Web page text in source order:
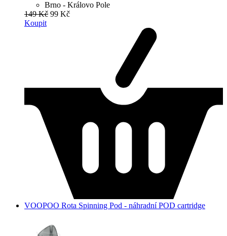
Brno - Královo Pole
149 Kč 99 Kč
Koupit
VOOPOO Rota Spinning Pod - náhradní POD cartridge